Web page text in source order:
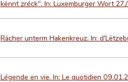
kënnt zréck". In: Luxemburger Wort
Rächer unterm Hakenkreuz. In:
Légende en vie. In: Le quotidien